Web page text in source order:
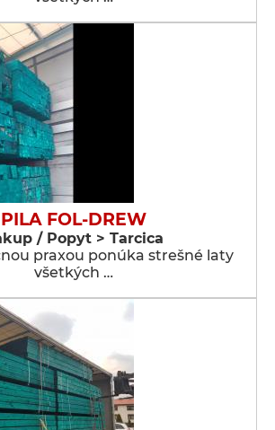
PILA FOL-DREW
/ Popyt > Tarcica
praxou ponúka strešné laty
všetkých …